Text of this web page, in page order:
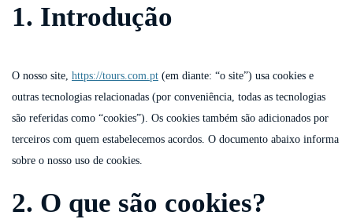
1. Introdução
O nosso site, https://tours.com.pt (em diante: “o site”) usa cookies e
outras tecnologias relacionadas (por conveniência, todas as tecnologias
são referidas como “cookies”). Os cookies também são adicionados por
terceiros com quem estabelecemos acordos. O documento abaixo informa
sobre o nosso uso de cookies.
2. O que são cookies?